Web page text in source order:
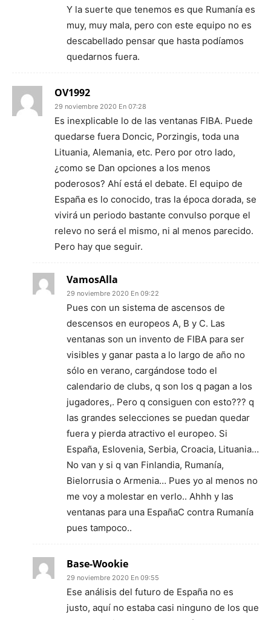
Y la suerte que tenemos es que Rumanía es
muy, muy mala, pero con este equipo no es
descabellado pensar que hasta podíamos
quedarnos fuera.
OV1992
29 noviembre 2020 En 07:28
Es inexplicable lo de las ventanas FIBA. Puede
quedarse fuera Doncic, Porzingis, toda una
Lituania, Alemania, etc. Pero por otro lado,
¿como se Dan opciones a los menos
poderosos? Ahí está el debate. El equipo de
España es lo conocido, tras la época dorada, se
vivirá un periodo bastante convulso porque el
relevo no será el mismo, ni al menos parecido.
Pero hay que seguir.
VamosAlla
29 noviembre 2020 En 09:22
Pues con un sistema de ascensos de
descensos en europeos A, B y C. Las
ventanas son un invento de FIBA para ser
visibles y ganar pasta a lo largo de año no
sólo en verano, cargándose todo el
calendario de clubs, q son los q pagan a los
jugadores,. Pero q consiguen con esto??? q
las grandes selecciones se puedan quedar
fuera y pierda atractivo el europeo. Si
España, Eslovenia, Serbia, Croacia, Lituania…
No van y si q van Finlandia, Rumanía,
Bielorrusia o Armenia… Pues yo al menos no
me voy a molestar en verlo.. Ahhh y las
ventanas para una EspañaC contra Rumanía
pues tampoco..
Base-Wookie
29 noviembre 2020 En 09:55
Ese análisis del futuro de España no es
justo, aquí no estaba casi ninguno de los que